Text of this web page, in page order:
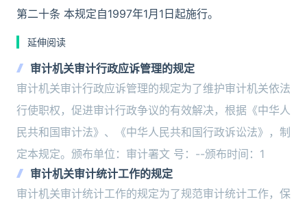
第二十条 本规定自1997年1月1日起施行。
延伸阅读
审计机关审计行政应诉管理的规定
审计机关审计行政应诉管理的规定为了维护审计机关依法
行使职权，促进审计行政争议的有效解决，根据《中华人
民共和国审计法》、《中华人民共和国行政诉讼法》，制
定本规定。颁布单位：审计署文 号：--颁布时间：1
审计机关审计统计工作的规定
审计机关审计统计工作的规定为了规范审计统计工作，保